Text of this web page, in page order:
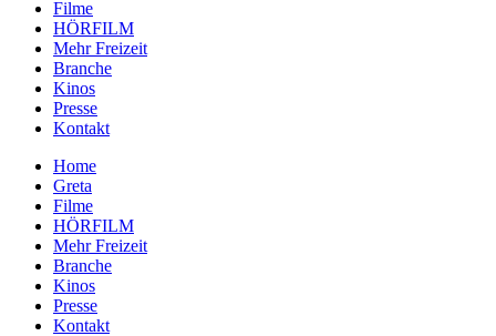
Filme
HÖRFILM
Mehr Freizeit
Branche
Kinos
Presse
Kontakt
Home
Greta
Filme
HÖRFILM
Mehr Freizeit
Branche
Kinos
Presse
Kontakt